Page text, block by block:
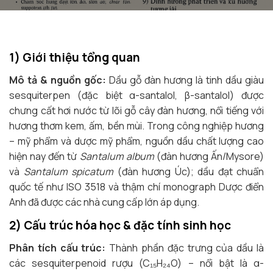
1) Giới thiệu tổng quan
Mô tả & nguồn gốc: Dầu gỗ đàn hương là tinh dầu giàu
sesquiterpen (đặc biệt α-santalol, β-santalol) được
chưng cất hơi nước từ lõi gỗ cây đàn hương, nổi tiếng với
hương thơm kem, ấm, bền mùi. Trong công nghiệp hương
– mỹ phẩm và dược mỹ phẩm, nguồn dầu chất lượng cao
hiện nay đến từ Santalum album(đàn hương Ấn/Mysore)
và Santalum spicatum(đàn hương Úc); dầu đạt chuẩn
quốc tế như ISO 3518 và thậm chí monograph Dược điển
Anh đã được các nhà cung cấp lớn áp dụng.
2) Cấu trúc hóa học & đặc tính sinh học
Phân tích cấu trúc: Thành phần đặc trưng của dầu là
các sesquiterpenoid rượu (C₁₅H₂₄O) – nổi bật là α-